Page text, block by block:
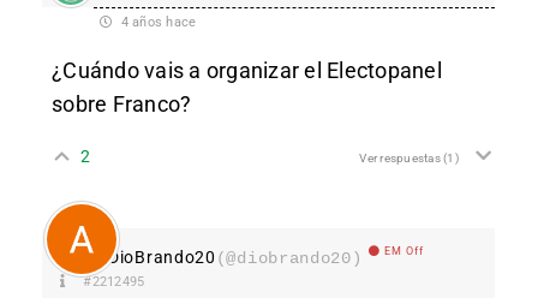
4 años hace
¿Cuándo vais a organizar el Electopanel
sobre Franco?
2 Ver respuestas(1)
DioBrando20 (@diobrando20) EM Off
#2212495